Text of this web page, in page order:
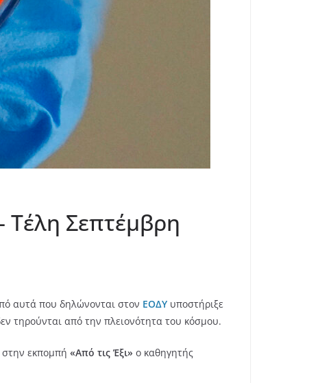
Τέλη Σεπτέμβρη
αυτά που δηλώνονται στον ΕΟΔΥ υποστήριξε
τηρούνται από την πλειονότητα του κόσμου.
εκπομπή «Από τις Έξι» ο καθηγητής